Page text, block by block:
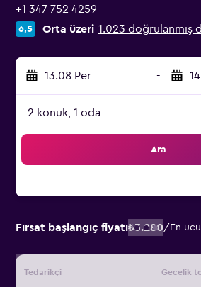
+1 347 752 4259
6,5 Orta üzeri 1.023 doğrulanmış
13.08 Per -
2 konuk, 1 oda
Ara
Fırsat başlangıç fiyatı₺3.280/ En
Tedarikçi Gecelik